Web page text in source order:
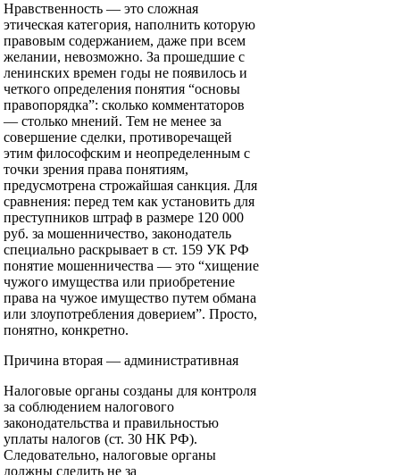
Нравственность — это сложная
этическая категория, наполнить которую
правовым содержанием, даже при всем
желании, невозможно. За прошедшие с
ленинских времен годы не появилось и
четкого определения понятия “основы
правопорядка”: сколько комментаторов
— столько мнений. Тем не менее за
совершение сделки, противоречащей
этим философским и неопределенным с
точки зрения права понятиям,
предусмотрена строжайшая санкция. Для
сравнения: перед тем как установить для
преступников штраф в размере 120 000
руб. за мошенничество, законодатель
специально раскрывает в ст. 159 УК РФ
понятие мошенничества — это “хищение
чужого имущества или приобретение
права на чужое имущество путем обмана
или злоупотребления доверием”. Просто,
понятно, конкретно.
Причина вторая — административная
Налоговые органы созданы для контроля
за соблюдением налогового
законодательства и правильностью
уплаты налогов (ст. 30 НК РФ).
Следовательно, налоговые органы
должны следить не за